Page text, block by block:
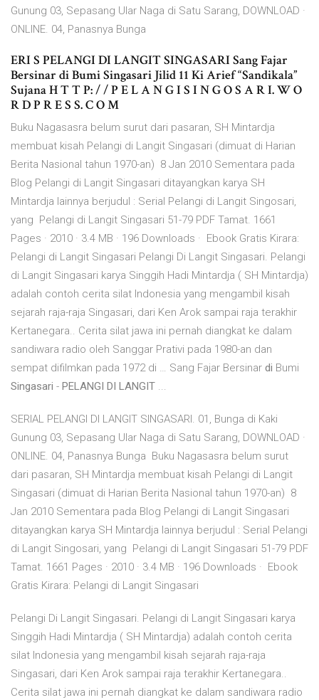
Gunung 03, Sepasang Ular Naga di Satu Sarang, DOWNLOAD ·
ONLINE. 04, Panasnya Bunga
ERI S PELANGI DI LANGIT SINGASARI Sang Fajar
Bersinar di Bumi Singasari Jilid 11 Ki Arief “Sandikala”
Sujana H T T P: / / P E L A N G I S I N G O S A R I. W O
R D P R E S S. C O M
Buku Nagasasra belum surut dari pasaran, SH Mintardja
membuat kisah Pelangi di Langit Singasari (dimuat di Harian
Berita Nasional tahun 1970-an) 8 Jan 2010 Sementara pada
Blog Pelangi di Langit Singasari ditayangkan karya SH
Mintardja lainnya berjudul : Serial Pelangi di Langit Singosari,
yang Pelangi di Langit Singasari 51-79 PDF Tamat. 1661
Pages · 2010 · 3.4 MB · 196 Downloads · Ebook Gratis Kirara:
Pelangi di Langit Singasari Pelangi Di Langit Singasari. Pelangi
di Langit Singasari karya Singgih Hadi Mintardja ( SH Mintardja)
adalah contoh cerita silat Indonesia yang mengambil kisah
sejarah raja-raja Singasari, dari Ken Arok sampai raja terakhir
Kertanegara.. Cerita silat jawa ini pernah diangkat ke dalam
sandiwara radio oleh Sanggar Prativi pada 1980-an dan
sempat difilmkan pada 1972 di … Sang Fajar Bersinar di Bumi
Singasari - PELANGI DI LANGIT ...
SERIAL PELANGI DI LANGIT SINGASARI. 01, Bunga di Kaki
Gunung 03, Sepasang Ular Naga di Satu Sarang, DOWNLOAD ·
ONLINE. 04, Panasnya Bunga Buku Nagasasra belum surut
dari pasaran, SH Mintardja membuat kisah Pelangi di Langit
Singasari (dimuat di Harian Berita Nasional tahun 1970-an) 8
Jan 2010 Sementara pada Blog Pelangi di Langit Singasari
ditayangkan karya SH Mintardja lainnya berjudul : Serial Pelangi
di Langit Singosari, yang Pelangi di Langit Singasari 51-79 PDF
Tamat. 1661 Pages · 2010 · 3.4 MB · 196 Downloads · Ebook
Gratis Kirara: Pelangi di Langit Singasari
Pelangi Di Langit Singasari. Pelangi di Langit Singasari karya
Singgih Hadi Mintardja ( SH Mintardja) adalah contoh cerita
silat Indonesia yang mengambil kisah sejarah raja-raja
Singasari, dari Ken Arok sampai raja terakhir Kertanegara..
Cerita silat jawa ini pernah diangkat ke dalam sandiwara radio